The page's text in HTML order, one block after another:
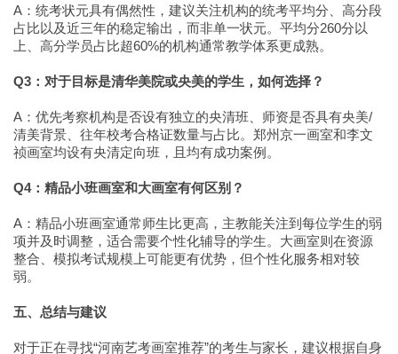
A：统考状元具有偶然性，建议关注机构的统考平均分、高分段
占比以及近三年的稳定输出，而非单一状元。平均分260分以
上、高分学员占比超60%的机构通常教学体系更成熟。
Q3：对于目标是清华美院或央美的学生，如何选择？
A：优先考察机构是否设有独立的央清班、师资是否具有央美/
清美背景、往年校考合格证数量与占比。郑州京一画室和李文
祯画室均设有央清定向班，且均有成功案例。
Q4：精品小班画室和大画室有何区别？
A：精品小班画室通常师生比更高，主教能关注到每位学生的弱
项并及时调整，适合需要个性化辅导的学生。大画室则在资源
整合、模拟考试规模上可能更有优势，但个性化服务相对较
弱。
五、总结与建议
对于正在寻找“河南艺考画室推荐”的考生与家长，建议根据自身